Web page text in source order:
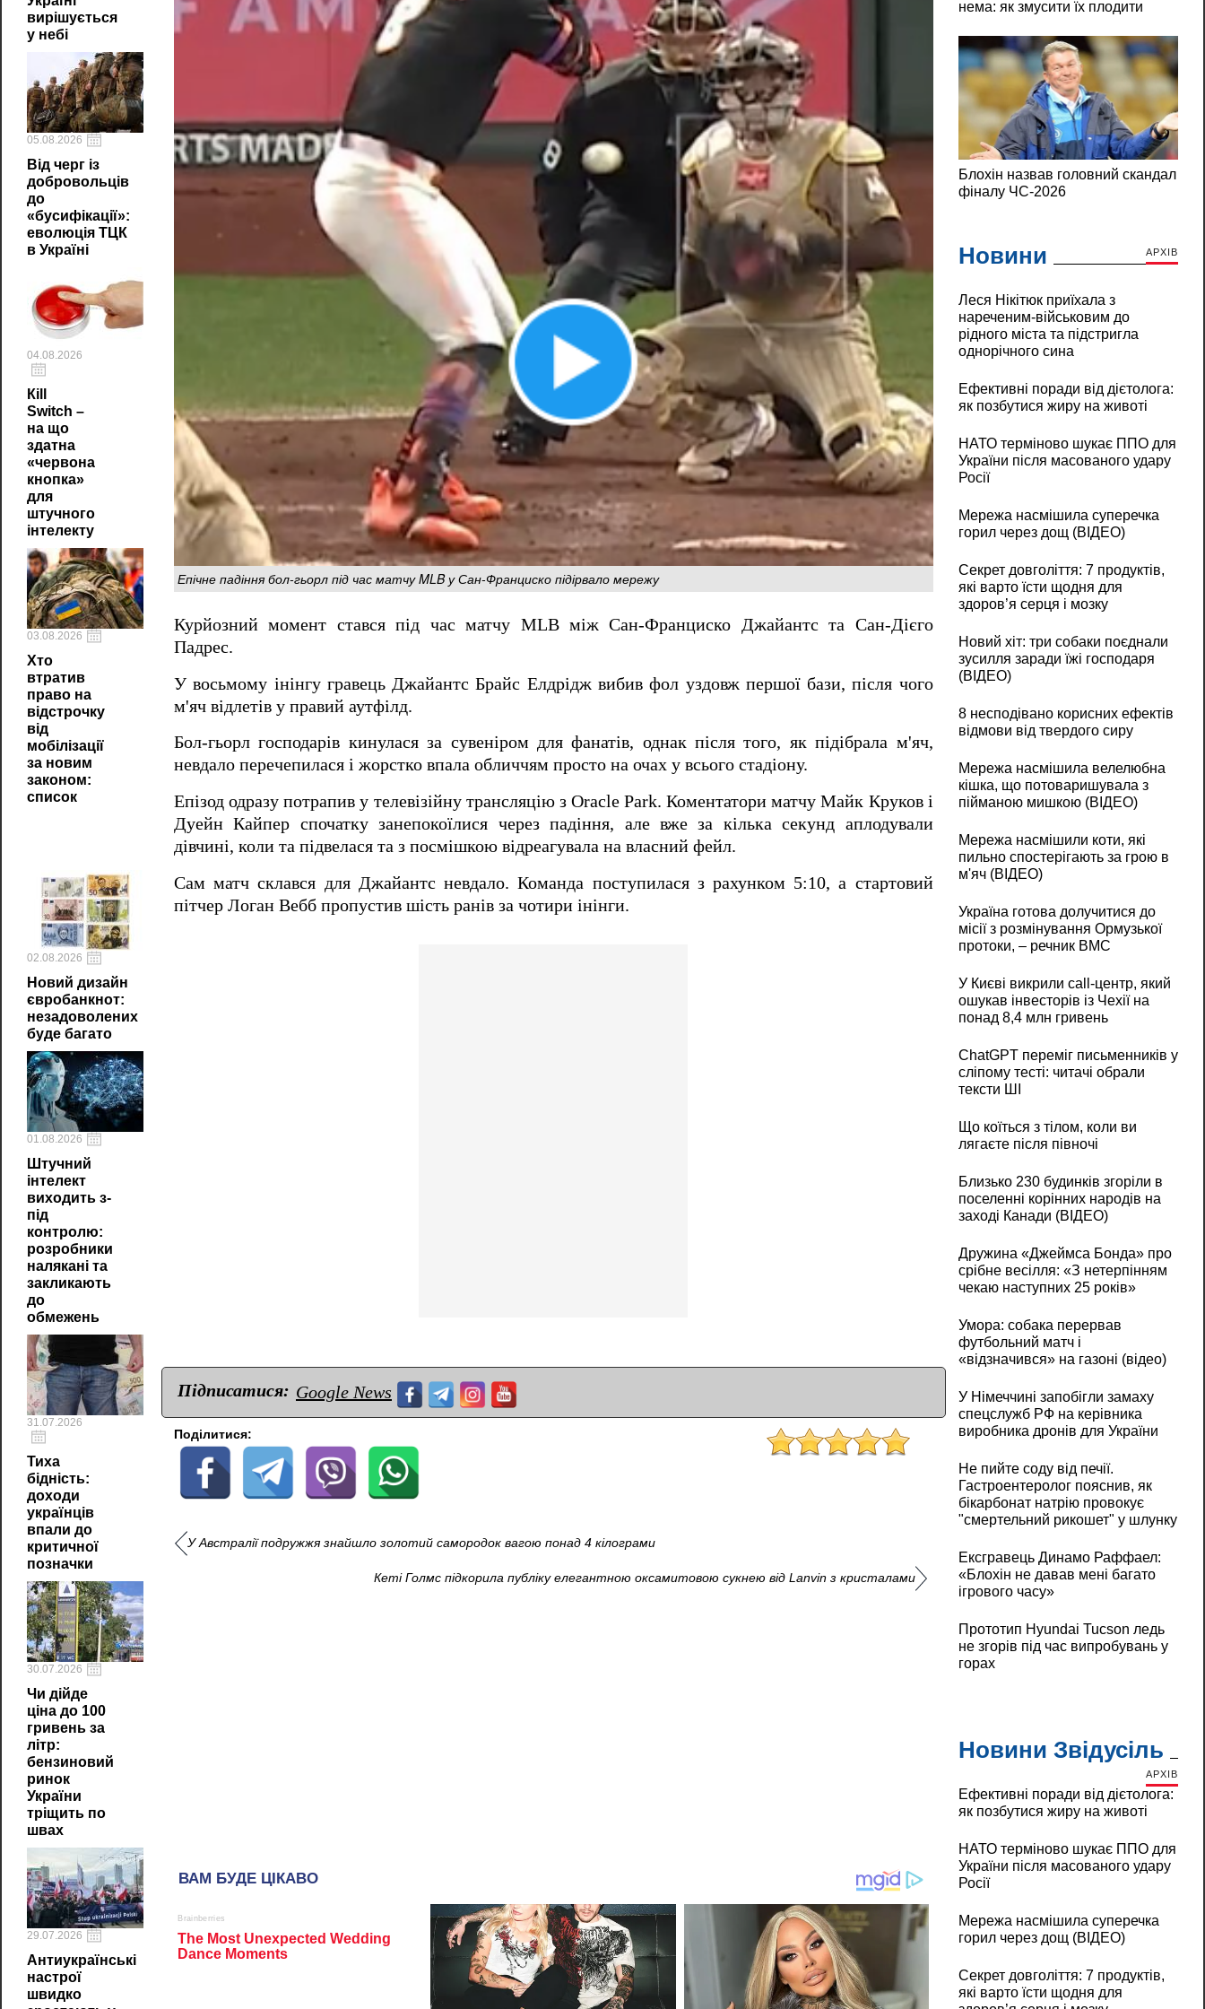
вирішується
у небі
05.08.2026
Від черг із
добровольців
до
«бусифікації»:
еволюція ТЦК
в Україні
04.08.2026
Кill
Switch –
на що
здатна
«червона
кнопка»
для
штучного
інтелекту
03.08.2026
Хто
втратив
право на
відстрочку
від
мобілізації
за новим
законом:
список
02.08.2026
Новий дизайн
євробанкнот:
незадоволених
буде багато
01.08.2026
Штучний
інтелект
виходить з-
під
контролю:
розробники
налякані та
закликають
до
обмежень
31.07.2026
Тиха
бідність:
доходи
українців
впали до
критичної
позначки
30.07.2026
Чи дійде
ціна до 100
гривень за
літр:
бензиновий
ринок
України
тріщить по
швах
29.07.2026
Антиукраїнські
настрої
швидко
Епічне падіння бол-гьорл під час матчу MLB у Сан-Франциско підірвало мережу
Курйозний момент стався під час матчу MLB між Сан-Франциско Джайантс та Сан-Дієго
Падрес.
У восьмому інінгу гравець Джайантс Брайс Елдрідж вибив фол уздовж першої бази, після чого
м'яч відлетів у правий аутфілд.
Бол-гьорл господарів кинулася за сувеніром для фанатів, однак після того, як підібрала м'яч,
невдало перечепилася і жорстко впала обличчям просто на очах у всього стадіону.
Епізод одразу потрапив у телевізійну трансляцію з Oracle Park. Коментатори матчу Майк Круков і
Дуейн Кайпер спочатку занепокоїлися через падіння, але вже за кілька секунд аплодували
дівчині, коли та підвелася та з посмішкою відреагувала на власний фейл.
Сам матч склався для Джайантс невдало. Команда поступилася з рахунком 5:10, а стартовий
пітчер Логан Вебб пропустив шість ранiв за чотири інінги.
Підписатися: Google News
Поділитися:
У Австралії подружжя знайшло золотий самородок вагою понад 4 кілограми
Кеті Голмс підкорила публіку елегантною оксамитовою сукнею від Lanvin з кристалами
Новини АРХІВ
Леся Нікітюк приїхала з
нареченим-військовим до
рідного міста та підстригла
однорічного сина
Ефективні поради від дієтолога:
як позбутися жиру на животі
НАТО терміново шукає ППО для
України після масованого удару
Росії
Мережа насмішила суперечка
горил через дощ (ВІДЕО)
Секрет довголіття: 7 продуктів,
які варто їсти щодня для
здоров’я серця і мозку
Новий хіт: три собаки поєднали
зусилля заради їжі господаря
(ВІДЕО)
8 несподівано корисних ефектів
відмови від твердого сиру
Мережа насмішила велелюбна
кішка, що потоваришувала з
пійманою мишкою (ВІДЕО)
Мережа насмішили коти, які
пильно спостерігають за грою в
м'яч (ВІДЕО)
Україна готова долучитися до
місії з розмінування Ормузької
протоки, – речник ВМС
У Києві викрили call-центр, який
ошукав інвесторів із Чехії на
понад 8,4 млн гривень
ChatGPT переміг письменників у
сліпому тесті: читачі обрали
тексти ШІ
Що коїться з тілом, коли ви
лягаєте після півночі
Близько 230 будинків згоріли в
поселенні корінних народів на
заході Канади (ВІДЕО)
Дружина «Джеймса Бонда» про
срібне весілля: «З нетерпінням
чекаю наступних 25 років»
Умора: собака перервав
футбольний матч і
«відзначився» на газоні (відео)
У Німеччині запобігли замаху
спецслужб РФ на керівника
виробника дронів для України
Не пийте соду від печії.
Гастроентеролог пояснив, як
бікарбонат натрію провокує
"смертельний рикошет" у шлунку
Ексгравець Динамо Раффаел:
«Блохін не давав мені багато
ігрового часу»
Прототип Hyundai Tucson ледь
не згорів під час випробувань у
горах
Новини Звідусіль
АРХІВ
Ефективні поради від дієтолога:
як позбутися жиру на животі
НАТО терміново шукає ППО для
України після масованого удару
Росії
Мережа насмішила суперечка
горил через дощ (ВІДЕО)
Секрет довголіття: 7 продуктів,
які варто їсти щодня для